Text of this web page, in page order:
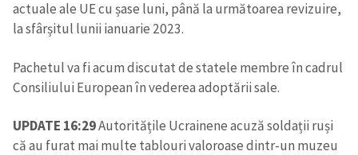
actuale ale UE cu șase luni, până la următoarea revizuire,
la sfârșitul lunii ianuarie 2023.
Pachetul va fi acum discutat de statele membre în cadrul
Consiliului European în vederea adoptării sale.
UPDATE 16:29Autoritățile Ucrainene acuză soldații ruși
că au furat mai multe tablouri valoroase dintr-un muzeu